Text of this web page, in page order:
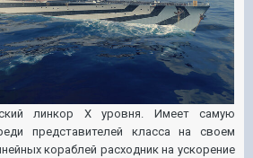
линкор X уровня. Имеет самую
представителей класса на своем
кораблей расходник на ускорение